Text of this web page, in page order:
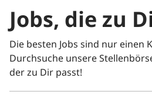
Sie bitte unser
Servicezeiten.
Jobs, die zu
Die besten Jobs sind nur einen
Durchsuche unsere
der zu Dir passt!